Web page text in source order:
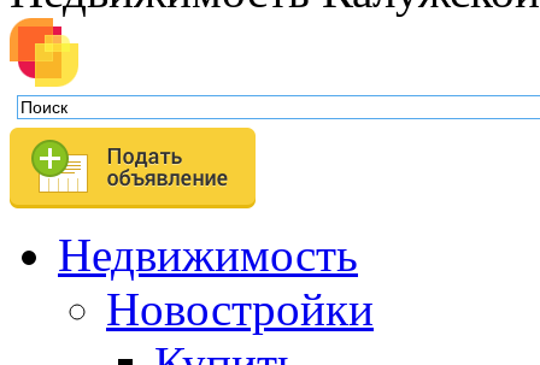
Недвижимость
Новостройки